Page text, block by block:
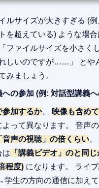
ルサイズが大きすぎる (例
を超えている) ような場
ファイルサイズを小さく
しいのですが……」 とや
みましょう。
への参加 (例: 対話型講義
参加するか、 映像も含め
よって異なります。 音声
音声の視聴」の倍くらい
は 「講義ビデオ」のと同
程度) になります。 ライ
学生の方向の通信に加え